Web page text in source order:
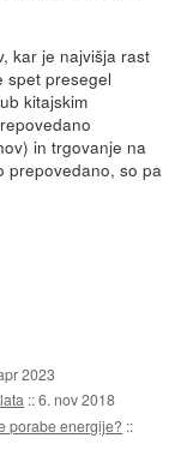
kar je najvišja rast
spet presegel
kitajskim
in trgovanje na
prepovedano, so pa
2023
::6. nov 2018
porabe energije? ::